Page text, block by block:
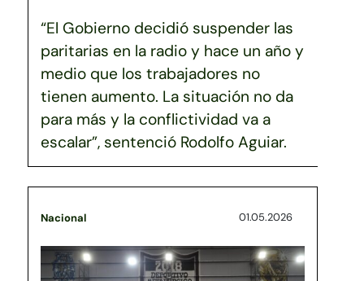
“El Gobierno decidió suspender las
paritarias en la radio y hace un año y
medio que los trabajadores no
tienen aumento. La situación no da
para más y la conflictividad va a
escalar”, sentenció Rodolfo Aguiar.
Nacional 01.05.2026